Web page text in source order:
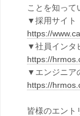
ことを知って
▼採用サイト
https://
▼社員インタ
https://
▼エンジニア
https://
皆様のエント